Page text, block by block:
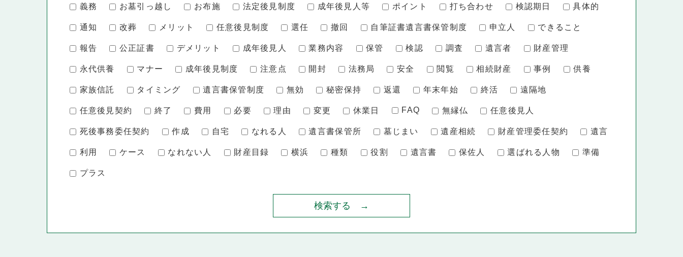
義務 お墓引っ越し お布施 法定後見制度 成年後見人等 ポイント 打ち合わせ 検認期日 具体的
通知 改葬 メリット 任意後見制度 選任 撤回 自筆証書遺言書保管制度 申立人 できること
報告 公正証書 デメリット 成年後見人 業務内容 保管 検認 調査 遺言者 財産管理
永代供養 マナー 成年後見制度 注意点 開封 法務局 安全 閲覧 相続財産 事例 供養
家族信託 タイミング 遺言書保管制度 無効 秘密保持 返還 年末年始 終活 遠隔地
任意後見契約 終了 費用 必要 理由 変更 休業日 FAQ 無縁仏 任意後見人
死後事務委任契約 作成 自宅 なれる人 遺言書保管所 墓じまい 遺産相続 財産管理委任契約 遺言
利用 ケース なれない人 財産目録 横浜 種類 役割 遺言書 保佐人 選ばれる人物 準備
プラス